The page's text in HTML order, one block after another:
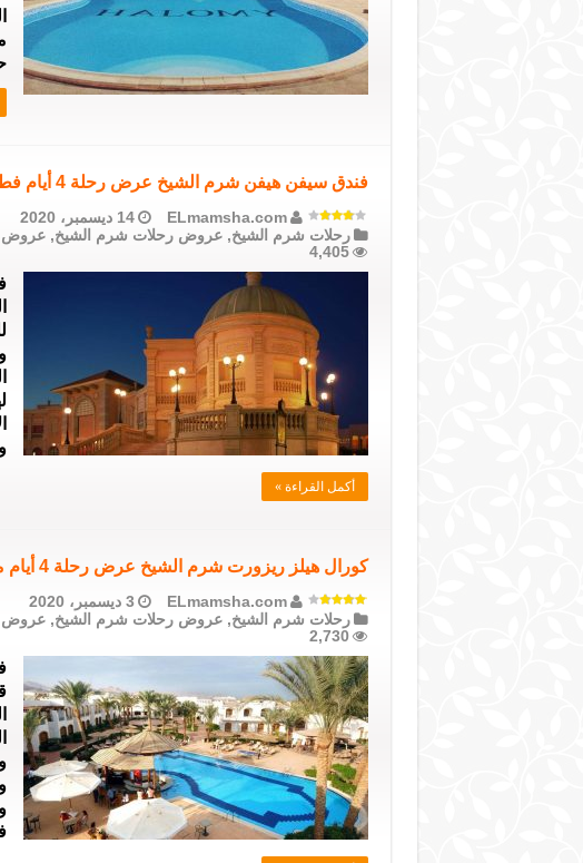
فندق سيفن هيفن شرم الشيخ عرض رحلة 4 أيام فطار وعشاء مع الإنتقالات
ELmamsha.com
14 ديسمبر، 2020
رحلات شرم الشيخ,عروض رحلات شرم الشيخ,عروض
4,405
أكمل القراءة »
كورال هيلز ريزورت شرم الشيخ عرض رحلة 4 أيام مع إفطار وعشاء والإنتقالات
ELmamsha.com
3 ديسمبر، 2020
رحلات شرم الشيخ,عروض رحلات شرم الشيخ,عروض
2,730